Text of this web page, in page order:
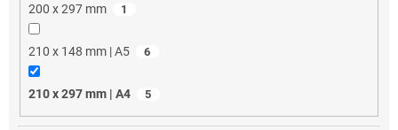
200 x 297 mm 1
210 x 148 mm | A5 6
210 x 297 mm | A4 5